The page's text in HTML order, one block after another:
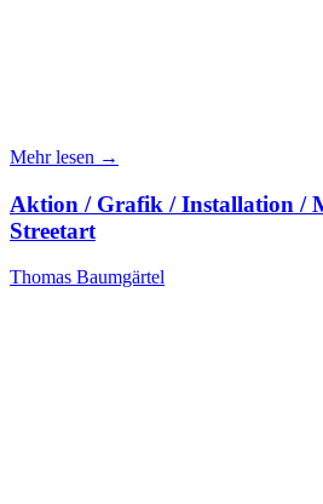
Mehr lesen →
Aktion / Grafik / Installation /
Streetart
Thomas Baumgärtel